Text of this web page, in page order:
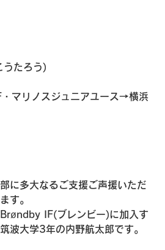
うたろう)
マリノスジュニアユース→横浜
に多大なるご支援ご声援いただ
す。
IF(ブレンビー)に加入す
波大学3年の内野航太郎です。